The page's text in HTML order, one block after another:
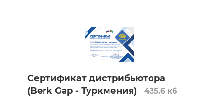
Сертификат дистрибьютора
(Berk Gap - Туркмения)
435.6 кб